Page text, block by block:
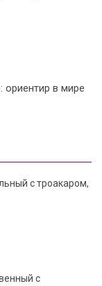
ориентир в мире
с троакаром,
с